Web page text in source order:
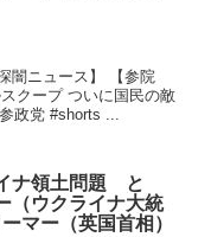
闇ニュース】 【参院
クープ ついに国民の敵
政党 #shorts ...
ナ領土問題 と
（ウクライナ大統
マー（英国首相）